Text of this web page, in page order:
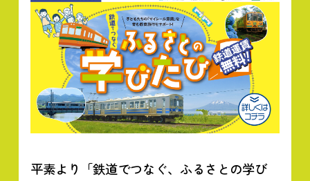
平素より「鉄道でつなぐ、ふるさとの学び